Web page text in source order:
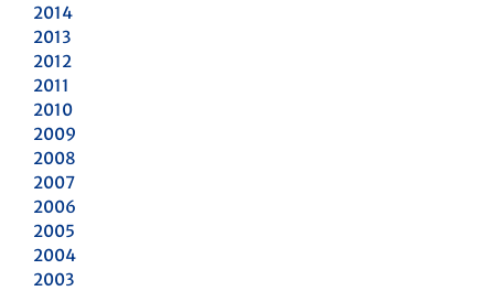
2014
2013
2012
2011
2010
2009
2008
2007
2006
2005
2004
2003